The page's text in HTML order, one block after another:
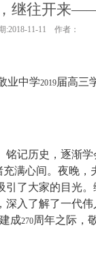
继往开来
:2018-11-11 作者：
业中学2019届高三
记历史，逐渐
满心间。夜晚
引了大家的目光
入了解了一代
成270周年之际，